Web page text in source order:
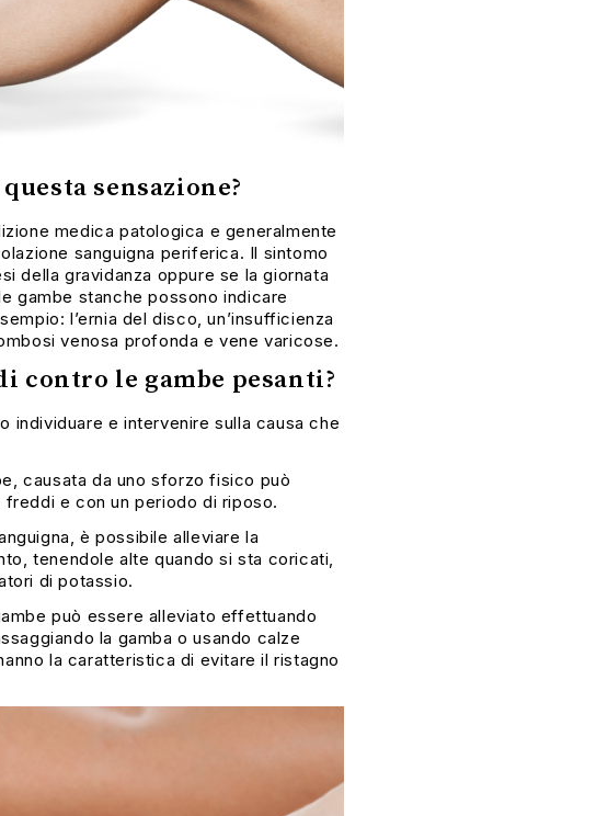
sensazione?
medica patologica e generalmente
sanguigna periferica. Il sintomo
della gravidanza oppure se la giornata
gambe stanche possono indicare
l’ernia del disco, un’insufficienza
venosa profonda e vene varicose.
contro le gambe pesanti?
individuare e intervenire sulla causa che
causata da uno sforzo fisico può
e con un periodo di riposo.
è possibile alleviare la
tenendole alte quando si sta coricati,
di potassio.
può essere alleviato effettuando
la gamba o usando calze
la caratteristica di evitare il ristagno